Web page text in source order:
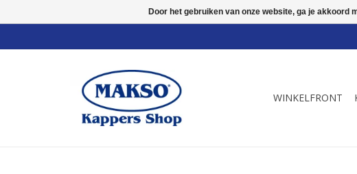
WINKELFRONT
Door het gebruiken van onze website, ga je